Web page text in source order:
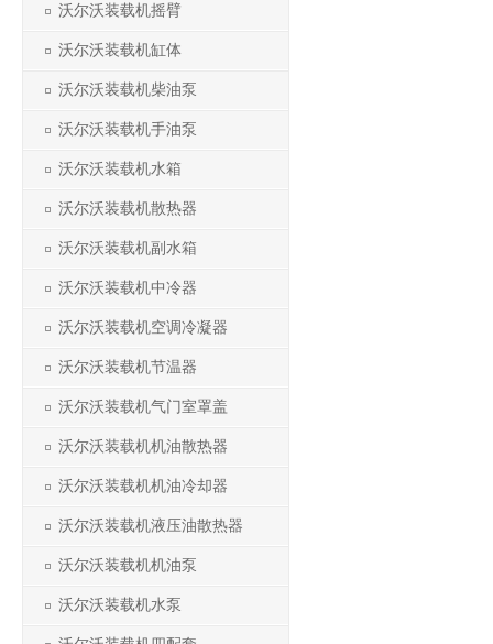
沃尔沃装载机摇臂
沃尔沃装载机缸体
沃尔沃装载机柴油泵
沃尔沃装载机手油泵
沃尔沃装载机水箱
沃尔沃装载机散热器
沃尔沃装载机副水箱
沃尔沃装载机中冷器
沃尔沃装载机空调冷凝器
沃尔沃装载机节温器
沃尔沃装载机气门室罩盖
沃尔沃装载机机油散热器
沃尔沃装载机机油冷却器
沃尔沃装载机液压油散热器
沃尔沃装载机机油泵
沃尔沃装载机水泵